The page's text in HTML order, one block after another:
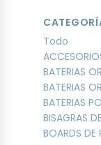
Todo
BATERIAS
BATERIAS
BATERIAS
BISAGRAS
BOARDS DE